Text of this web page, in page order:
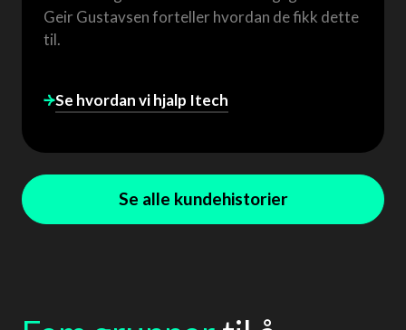
Geir Gustavsen forteller hvordan de fikk dette
til.
Se hvordan vi hjalp Itech
Se alle kundehistorier